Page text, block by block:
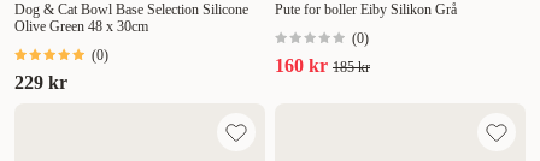
Dog & Cat Bowl Base Selection Silicone
Olive Green 48 x 30cm
(0)
229 kr
Pute for boller Eiby Silikon Grå
(0)
160 kr 185 kr